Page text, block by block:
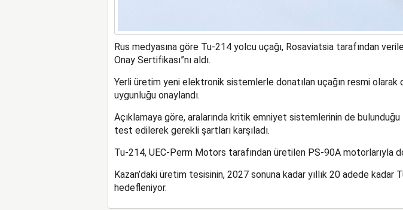
Rus medyasına göre Tu-214 yolcu uçağı, Rosaviatsia tarafından
Onay Sertifikası”nı aldı.
Yerli üretim yeni elektronik sistemlerle donatılan uçağın resmi olarak
uygunluğu onaylandı.
Açıklamaya göre, aralarında kritik emniyet sistemlerinin de
test edilerek gerekli şartları karşıladı.
Tu-214, UEC-Perm Motors tarafından üretilen PS-90A motorlarıyla
Kazan’daki üretim tesisinin, 2027 sonuna kadar yıllık 20 adede kadar
hedefleniyor.